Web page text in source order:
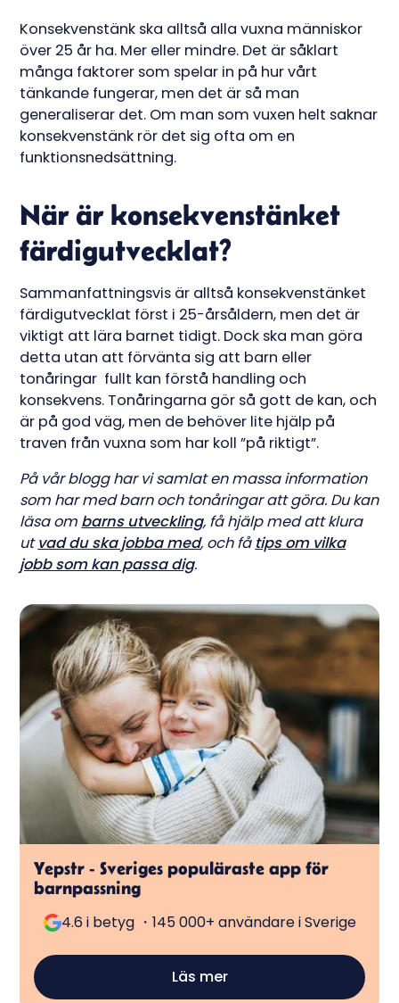
Konsekvenstänk ska alltså alla vuxna människor
över 25 år ha. Mer eller mindre. Det är såklart
många faktorer som spelar in på hur vårt
tänkande fungerar, men det är så man
generaliserar det. Om man som vuxen helt saknar
konsekvenstänk rör det sig ofta om en
funktionsnedsättning.
När är konsekvenstänket
färdigutvecklat?
Sammanfattningsvis är alltså konsekvenstänket
färdigutvecklat först i 25-årsåldern, men det är
viktigt att lära barnet tidigt. Dock ska man göra
detta utan att förvänta sig att barn eller
tonåringar fullt kan förstå handling och
konsekvens. Tonåringarna gör så gott de kan, och
är på god väg, men de behöver lite hjälp på
traven från vuxna som har koll ”på riktigt”.
På vår blogg har vi samlat en massa information
som har med barn och tonåringar att göra. Du kan
läsa om barns utveckling, få hjälp med att klura
utvad du ska jobba med, och få tips om vilka
jobb som kan passa dig.
Yepstr - Sveriges populäraste app för
barnpassning
4.6 i betyg ・145 000+ användare i Sverige
Läs mer